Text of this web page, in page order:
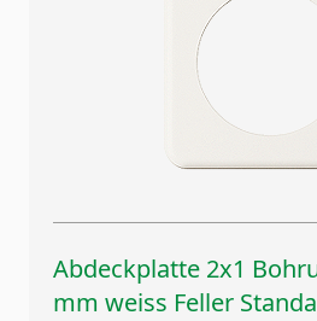
Abdeckplatte 2x1
mm weiss Feller